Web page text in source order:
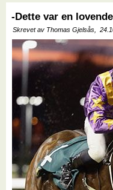
-Dette var en
Skrevet av Thomas Gjelsås,